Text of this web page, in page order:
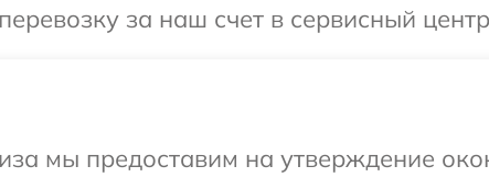
за наш счет в сервисный
мы предоставим на утверждение